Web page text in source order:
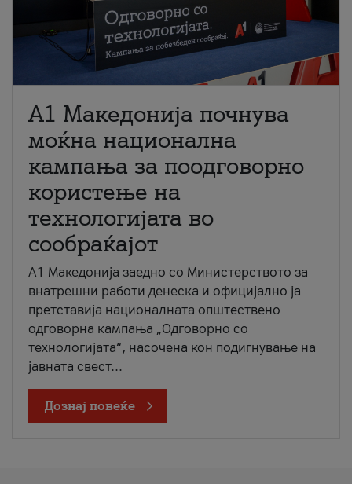
A1 Македонија почнува
моќна национална
кампања за поодговорно
користење на
технологијата во
сообраќајот
A1 Македонија заедно со Министерството за
внатрешни работи денеска и официјално ја
претставија националната општествено
одговорна кампања „Одговорно со
технологијата“, насочена кон подигнување на
јавната свест...
Дознај повеќе